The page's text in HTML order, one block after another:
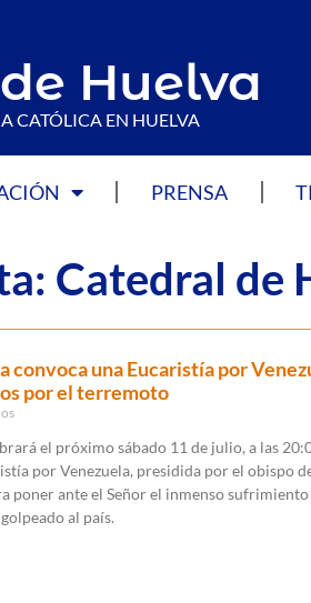
Huelva
CATÓLICA EN HUELVA
PRENSA
Catedral de
convoca una Eucaristía por
por el terremoto
el próximo sábado 11 de julio, a las
por Venezuela, presidida por el obispo
poner ante el Señor el inmenso
al país.